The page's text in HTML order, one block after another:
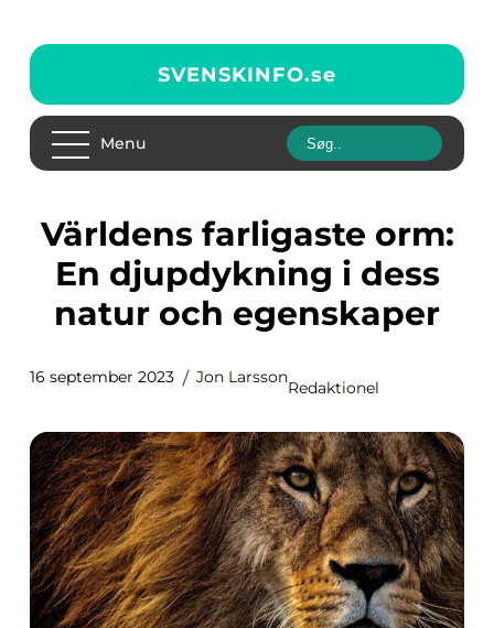
SVENSKINFO.se
Menu
Världens farligaste orm:
En djupdykning i dess
natur och egenskaper
16 september 2023 Jon Larsson
Redaktionel